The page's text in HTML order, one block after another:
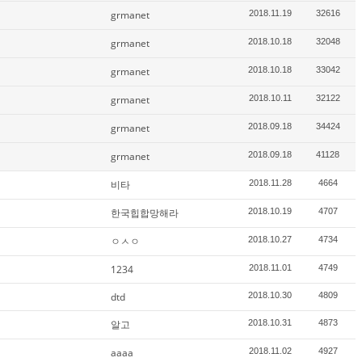
grmanet 2018.11.19 32616
grmanet 2018.10.18 32048
grmanet 2018.10.18 33042
grmanet 2018.10.11 32122
grmanet 2018.09.18 34424
grmanet 2018.09.18 41128
비타 2018.11.28 4664
한국힙합망해라 2018.10.19 4707
ㅇㅅㅇ 2018.10.27 4734
1234 2018.11.01 4749
dtd 2018.10.30 4809
알고 2018.10.31 4873
aaaa 2018.11.02 4927